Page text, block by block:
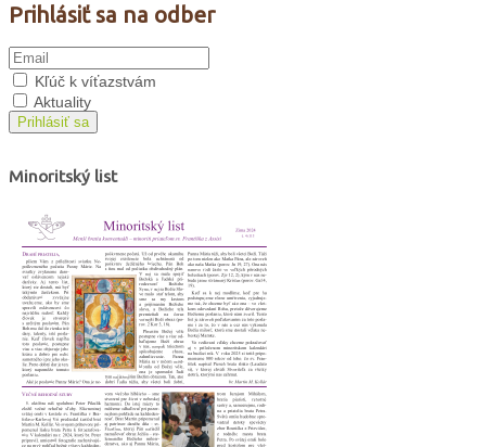
Prihlásiť sa na odber
Kľúč k víťazstvám
Aktuality
Prihlásiť sa
Minoritský list